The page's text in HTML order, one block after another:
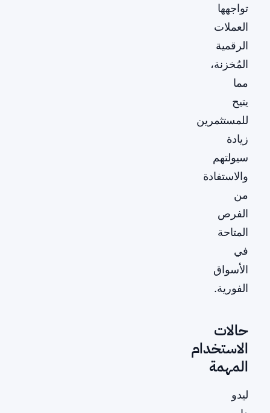
تواجهها
العملات
الرقمية
المُخزنة،
مما
يتيح
للمستثمرين
زيادة
سيولتهم
والاستفادة
من
الفرص
المتاحة
في
الأسواق
الفورية.
حالات
الاستخدام
المهمة
ليدو